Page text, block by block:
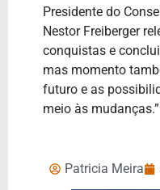
Presidente do
Nestor Freiberger
conquistas e
mas momento
futuro e as
meio às mudanças.”
Patricia Meira